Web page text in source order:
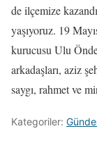
de ilçemize
yaşıyoruz. 19
kurucusu Ulu
arkadaşları, aziz
saygı, rahmet ve
Kategoriler: